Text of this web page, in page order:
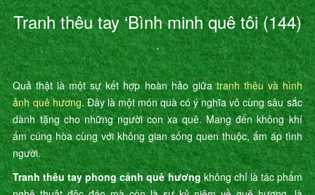
Tranh thêu tay ‘Bình minh quê tôi (144)
’
Quả thật là một sự kết hợp hoàn hảo giữatranh thêu và hình
ảnh quê hương. Đây là một món quà có ý nghĩa vô cùng sâu sắc
dành tặng cho những người con xa quê. Mang đến không khí
ấm cúng hòa cùng với không gian sống quen thuộc, ấm áp tình
người.
Tranh thêu tay phong cảnh quê hươngkhông chỉ là tác phẩm